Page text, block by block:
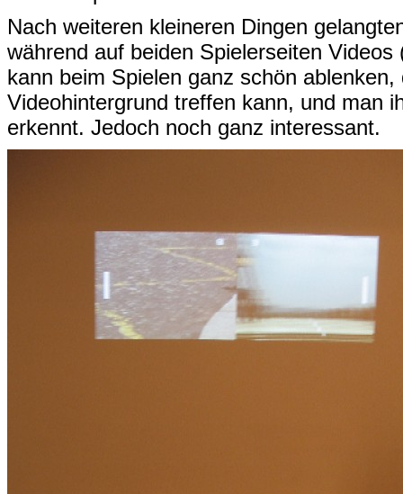
Nach weiteren kleineren Dingen
während auf beiden Spielerseiten
kann beim Spielen ganz schön
Videohintergrund treffen kann, und man
erkennt. Jedoch noch ganz interessant.